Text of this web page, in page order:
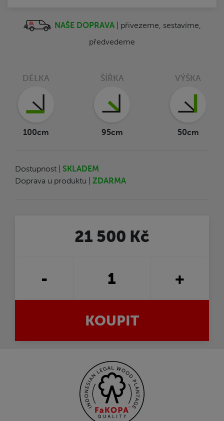
NAŠE DOPRAVA| přivezeme, sestavíme,
předvedeme
DÉLKA
100cm
ŠÍŘKA
95cm
VÝŠKA
50cm
Dostupnost | SKLADEM
Doprava u produktu | ZDARMA
21 500 Kč
- +
KOUPIT